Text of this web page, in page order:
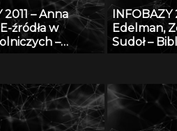
2011 – Anna
źródła w
–
tworzenia baz
INFOBAZY
Edelman,
Sudoł –
stan